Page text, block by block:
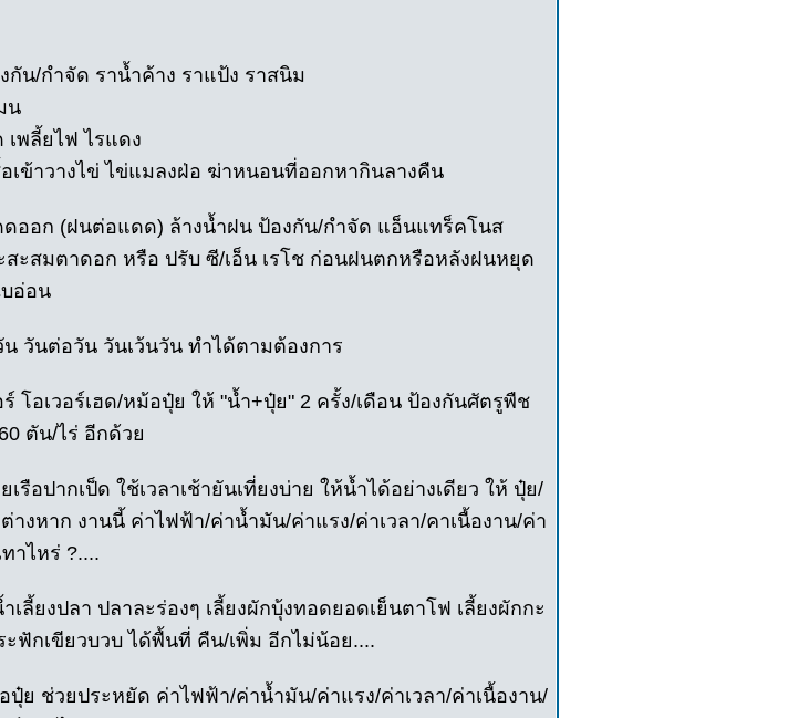
กัน/กำจัด ราน้ำค้าง ราแป้ง ราสนิม
น
เพลี้ยไฟ ไรแดง
เข้าวางไข่ ไข่แมลงฝ่อ ฆ่าหนอนที่ออกหากินลางคืน
ออก (ฝนต่อแดด) ล้างน้ำฝน ป้องกัน/กำจัด แอ็นแทร็คโนส
สะสมตาดอก หรือ ปรับ ซี/เอ็น เรโช ก่อนฝนตกหรือหลังฝนหยุด
อ่อน
วันต่อวัน วันเว้นวัน ทำได้ตามต้องการ
โอเวอร์เฮด/หม้อปุ๋ย ให้ "น้ำ+ปุ๋ย" 2 ครั้ง/เดือน ป้องกันศัตรูพืช
ตัน/ไร่ อีกด้วย
รือปากเป็ด ใช้เวลาเช้ายันเที่ยงบ่าย ให้น้ำได้อย่างเดียว ให้ ปุ๋ย/
างหาก งานนี้ ค่าไฟฟ้า/ค่าน้ำมัน/ค่าแรง/ค่าเวลา/คาเนื้องาน/ค่า
าไหร่ ?....
ลี้ยงปลา ปลาละร่องๆ เลี้ยงผักบุ้งทอดยอดเย็นตาโฟ เลี้ยงผักกะ
ฟักเขียวบวบ ได้พื้นที่ คืน/เพิ่ม อีกไม่น้อย....
ย ช่วยประหยัด ค่าไฟฟ้า/ค่าน้ำมัน/ค่าแรง/ค่าเวลา/ค่าเนื้องาน/